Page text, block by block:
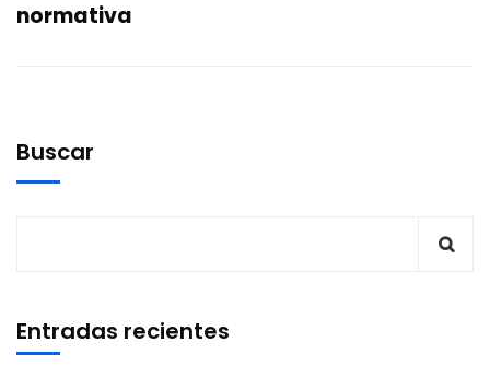
normativa
Buscar
Entradas recientes